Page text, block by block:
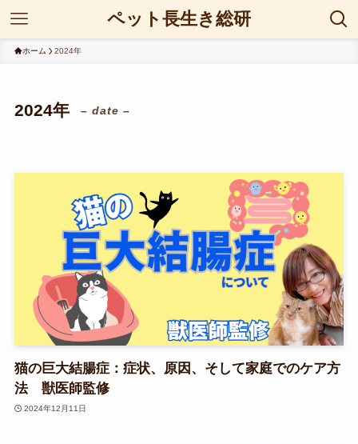
ペット長生き総研
ホーム 2024年
2024年 – date –
猫の巨大結腸症：症状、原因、そして家庭でのケア方
法 獣医師監修
2024年12月11日